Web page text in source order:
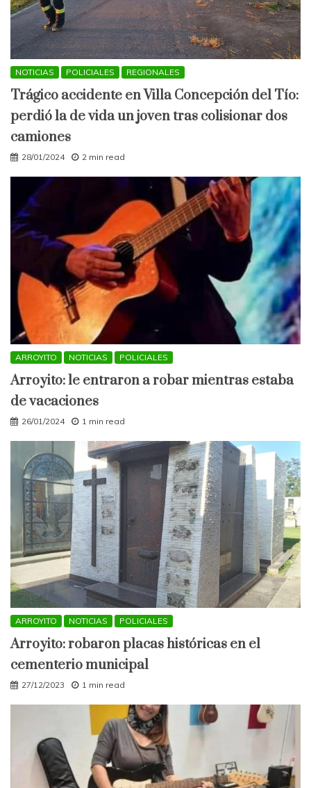
NOTICIAS POLICIALES REGIONALES
Trágico accidente en Villa Concepción del Tío:
perdió la de vida un joven tras colisionar dos
camiones
28/01/2024 2 min read
ARROYITO NOTICIAS POLICIALES
Arroyito: le entraron a robar mientras estaba
de vacaciones
26/01/2024 1 min read
ARROYITO NOTICIAS POLICIALES
Arroyito: robaron placas históricas en el
cementerio municipal
27/12/2023 1 min read